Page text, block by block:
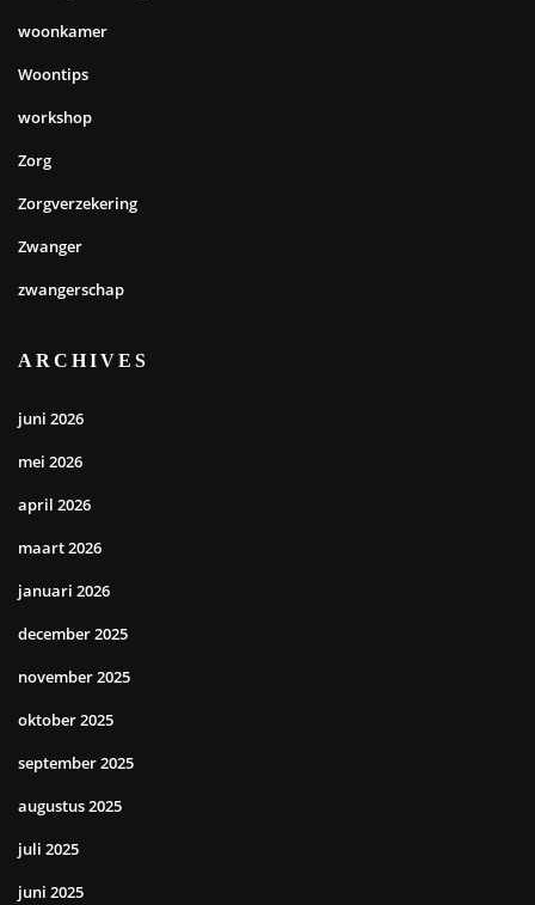
woonkamer
Woontips
workshop
Zorg
Zorgverzekering
Zwanger
zwangerschap
ARCHIVES
juni 2026
mei 2026
april 2026
maart 2026
januari 2026
december 2025
november 2025
oktober 2025
september 2025
augustus 2025
juli 2025
juni 2025